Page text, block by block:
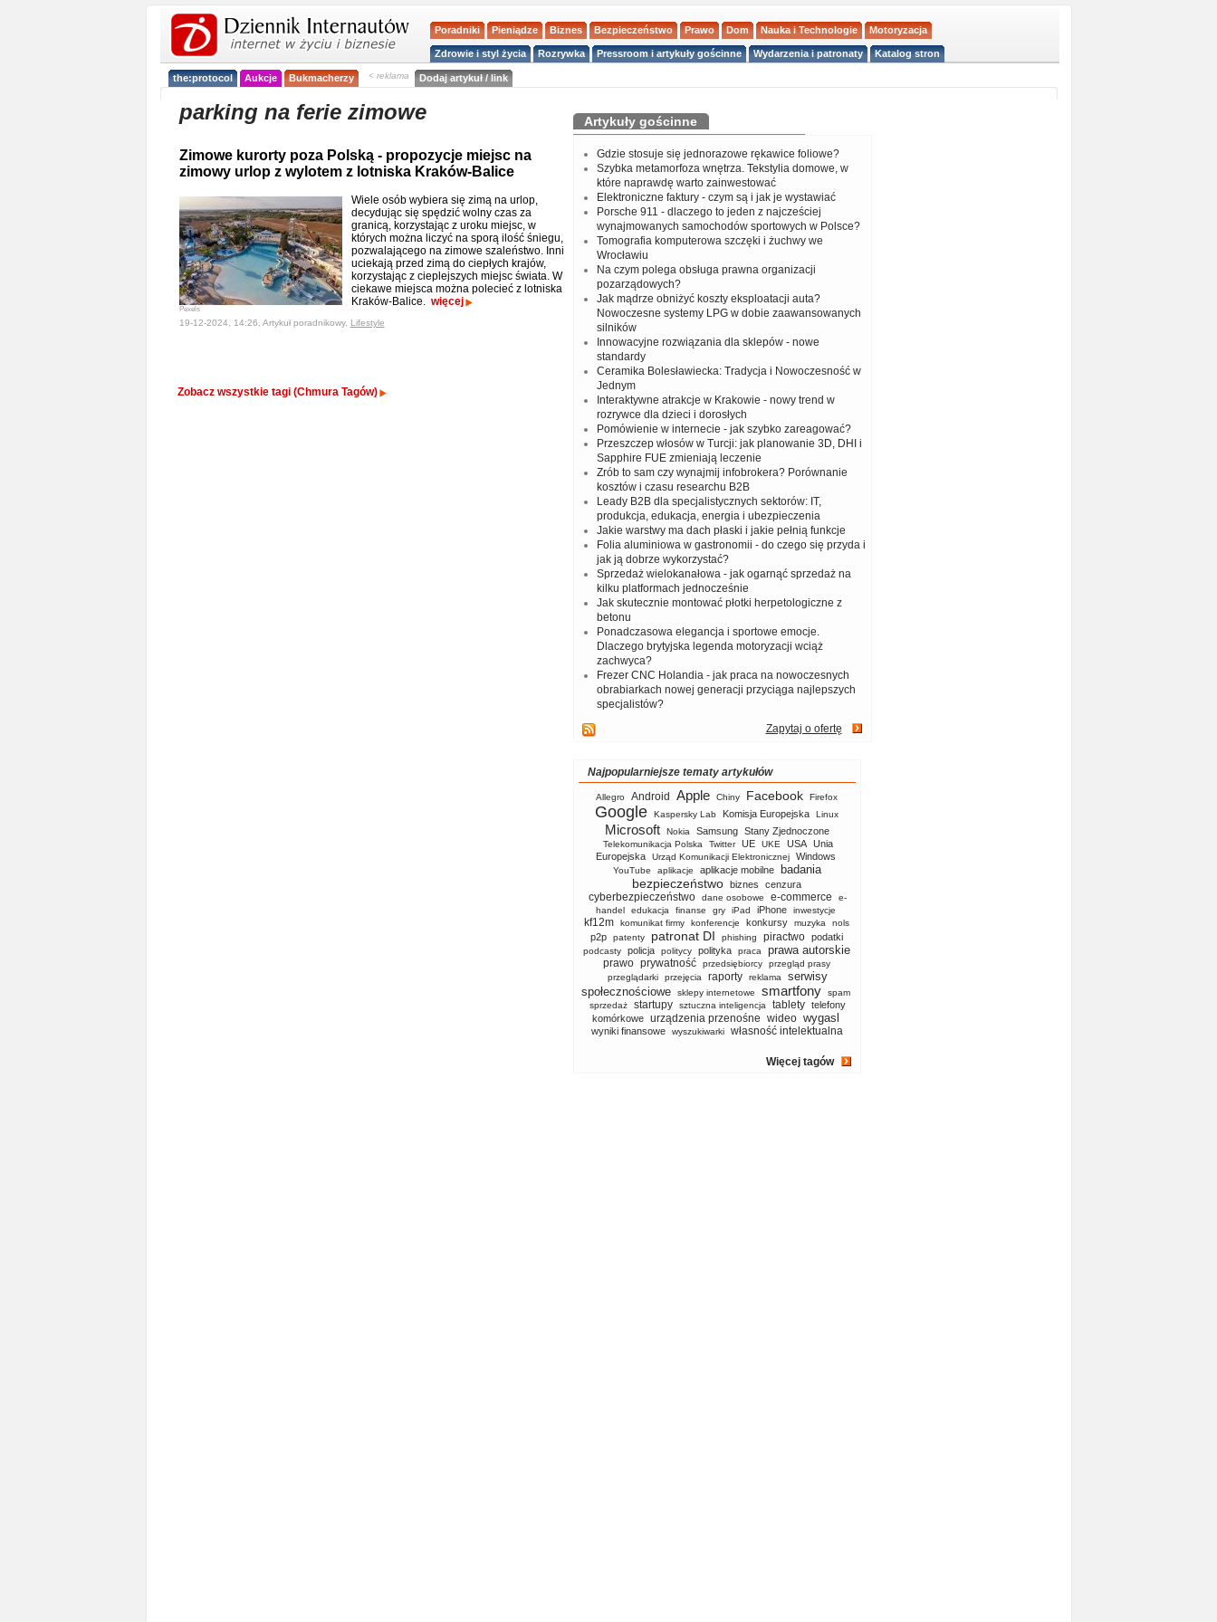
Poradniki Pieniądze Biznes Bezpieczeństwo Prawo Dom Nauka i Technologie Motoryzacja
Zdrowie i styl życia Rozrywka Pressroom i artykuły gościnne Wydarzenia i patronaty Katalog stron
the:protocol Aukcje Bukmacherzy < reklama Dodaj artykuł / link
parking na ferie zimowe
Zimowe kurorty poza Polską - propozycje miejsc na
zimowy urlop z wylotem z lotniska Kraków-Balice
Pexels
Wiele osób wybiera się zimą na urlop,
decydując się spędzić wolny czas za
granicą, korzystając z uroku miejsc, w
których można liczyć na sporą ilość śniegu,
pozwalającego na zimowe szaleństwo. Inni
uciekają przed zimą do ciepłych krajów,
korzystając z cieplejszych miejsc świata. W
ciekawe miejsca można polecieć z lotniska
Kraków-Balice. więcej
19-12-2024, 14:26, Artykuł poradnikowy, Lifestyle
Zobacz wszystkie tagi (Chmura Tagów)
Artykuły gościnne
Gdzie stosuje się jednorazowe rękawice foliowe?
Szybka metamorfoza wnętrza. Tekstylia domowe, w
które naprawdę warto zainwestować
Elektroniczne faktury - czym są i jak je wystawiać
Porsche 911 - dlaczego to jeden z najcześciej
wynajmowanych samochodów sportowych w Polsce?
Tomografia komputerowa szczęki i żuchwy we
Wrocławiu
Na czym polega obsługa prawna organizacji
pozarządowych?
Jak mądrze obniżyć koszty eksploatacji auta?
Nowoczesne systemy LPG w dobie zaawansowanych
silników
Innowacyjne rozwiązania dla sklepów - nowe
standardy
Ceramika Bolesławiecka: Tradycja i Nowoczesność w
Jednym
Interaktywne atrakcje w Krakowie - nowy trend w
rozrywce dla dzieci i dorosłych
Pomówienie w internecie - jak szybko zareagować?
Przeszczep włosów w Turcji: jak planowanie 3D, DHI i
Sapphire FUE zmieniają leczenie
Zrób to sam czy wynajmij infobrokera? Porównanie
kosztów i czasu researchu B2B
Leady B2B dla specjalistycznych sektorów: IT,
produkcja, edukacja, energia i ubezpieczenia
Jakie warstwy ma dach płaski i jakie pełnią funkcje
Folia aluminiowa w gastronomii - do czego się przyda i
jak ją dobrze wykorzystać?
Sprzedaż wielokanałowa - jak ogarnąć sprzedaż na
kilku platformach jednocześnie
Jak skutecznie montować płotki herpetologiczne z
betonu
Ponadczasowa elegancja i sportowe emocje.
Dlaczego brytyjska legenda motoryzacji wciąż
zachwyca?
Frezer CNC Holandia - jak praca na nowoczesnych
obrabiarkach nowej generacji przyciąga najlepszych
specjalistów?
Zapytaj o ofertę
Najpopularniejsze tematy artykułów
Allegro Android Apple Chiny Facebook Firefox
Google Kaspersky Lab Komisja Europejska Linux
Microsoft Nokia Samsung Stany Zjednoczone
Telekomunikacja Polska Twitter UE UKE USA
Unia
Europejska
Urząd Komunikacji Elektronicznej Windows
YouTube aplikacje aplikacje mobilne badania
bezpieczeństwo biznes cenzura
cyberbezpieczeństwo dane osobowe e-commerce
e-
handel
edukacja finanse gry iPad iPhone inwestycje
kf12m komunikat firmy konferencje konkursy muzyka nols
p2p patenty patronat DI phishing piractwo podatki
podcasty policja politycy polityka praca prawa autorskie
prawo prywatność przedsiębiorcy
przegląd prasy
przeglądarki
przejęcia raporty reklama
serwisy
społecznościowe
sklepy internetowe smartfony
spam
sprzedaż
startupy sztuczna inteligencja tablety telefony
komórkowe urządzenia przenośne wideo wygasl
wyniki finansowe wyszukiwarki własność intelektualna
Więcej tagów